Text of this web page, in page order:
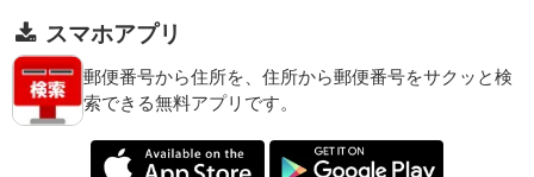
スマホアプリ
郵便番号から住所を、住所から郵便番号をサクッと検
索できる無料アプリです。